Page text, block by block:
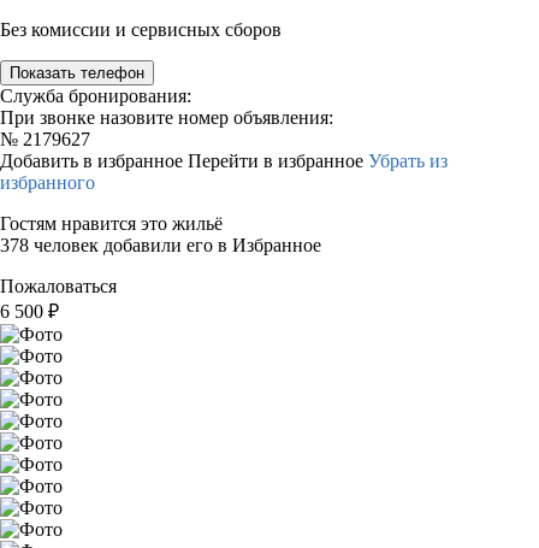
Без комиссии и сервисных сборов
Показать телефон
Служба бронирования:
При звонке назовите номер объявления:
№ 2179627
Добавить в избранное Перейти в избранное Убрать из
избранного
Гостям нравится это жильё
378 человек добавили его в Избранное
Пожаловаться
6 500 ₽